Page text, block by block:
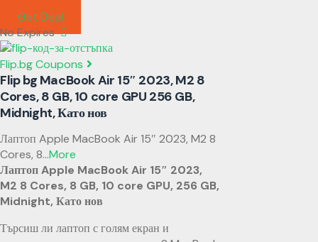
Get Deal
No Expires
Flip.bg Coupons
Flip bg MacBook Air 15″ 2023, M2 8
Cores, 8 GB, 10 core GPU 256 GB,
Midnight, Като нов
Лаптоп Apple MacBook Air 15″ 2023, M2 8
Cores, 8...More
Лаптоп Apple MacBook Air 15″ 2023,
M2 8 Cores, 8 GB, 10 core GPU, 256 GB,
Midnight, Като нов
Търсиш ли лаптоп с голям екран и